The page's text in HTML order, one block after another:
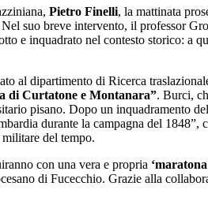
Pietro Finelli, la mattinata
Nel suo breve intervento, il professor
e inquadrato nel contesto storico: a
al dipartimento di Ricerca
di Curtatone e Montanara”. Burci,
pisano. Dopo un inquadramento
durante la campagna del
del tempo.
con una vera e propria
di Fucecchio. Grazie alla